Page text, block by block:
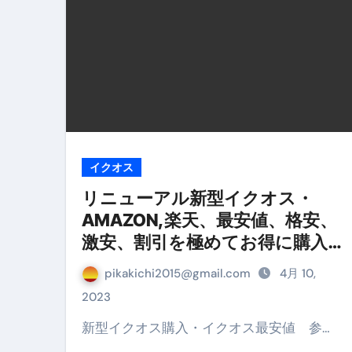
【海外ツアー完全ガイド】ア
梅干しを毎日食べたらどうな
ブルーベリーを毎日食べた
バナナを毎日食べたらどうな
筋トレせずにプロテインを飲
ドメイン取得からホームページ
かいまき（掻巻き）超完全ガイ
【最新版】掛け布団の選び方“
【アシストステッパー】ハン
イクオス
リニューアル新型イクオス・
AMAZON,楽天、最安値、格安、
激安、割引を極めてお得に購入す
るゾ!!pikakichi2015@gmail.com
4月 10,
2023
新型イクオス購入・イクオス最安値 参…